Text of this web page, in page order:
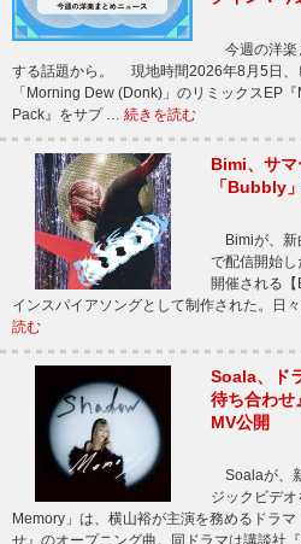
今週の洋楽
する話題から。 現地時間2026年8月5日、
「Morning Dew (Donk)」のリミックスEP
Pack』をサプ … 続きを読む
Bimi、サマ
「Bubbly
Bimiが、新
で配信開始
開催される
インスパイアソングとして制作された。日
読む
Soala、ド
待ち合わせ
MV公開
Soalaが、
ジックビデ
Memory」は、横山裕が主演を務めるドラ
せ』のオープニング曲。同ドラマは講談社